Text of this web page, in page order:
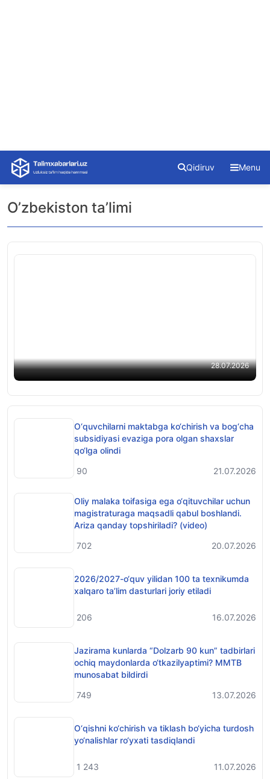
Skip
content
Qidiruv Menu
O’zbekiston ta’limi
28.07.2026
O‘quvchilarni maktabga ko‘chirish va bog‘cha
subsidiyasi evaziga pora olgan shaxslar
qo‘lga olindi
90
21.07.2026
Oliy malaka toifasiga ega o‘qituvchilar uchun
magistraturaga maqsadli qabul boshlandi.
Ariza qanday topshiriladi? (video)
702
20.07.2026
2026/2027-o‘quv yilidan 100 ta texnikumda
xalqaro ta’lim dasturlari joriy etiladi
206 16.07.2026
Jazirama kunlarda “Dolzarb 90 kun” tadbirlari
ochiq maydonlarda o‘tkazilyaptimi? MMTB
munosabat bildirdi
749
13.07.2026
O‘qishni ko‘chirish va tiklash bo‘yicha turdosh
yo‘nalishlar ro‘yxati tasdiqlandi
1 243 11.07.2026